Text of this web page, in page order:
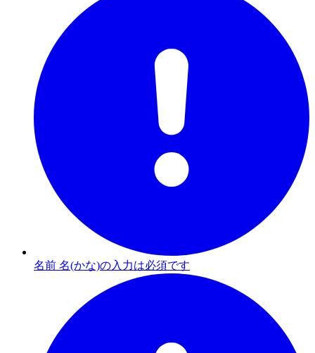
名前 名(かな)の入力は必須です